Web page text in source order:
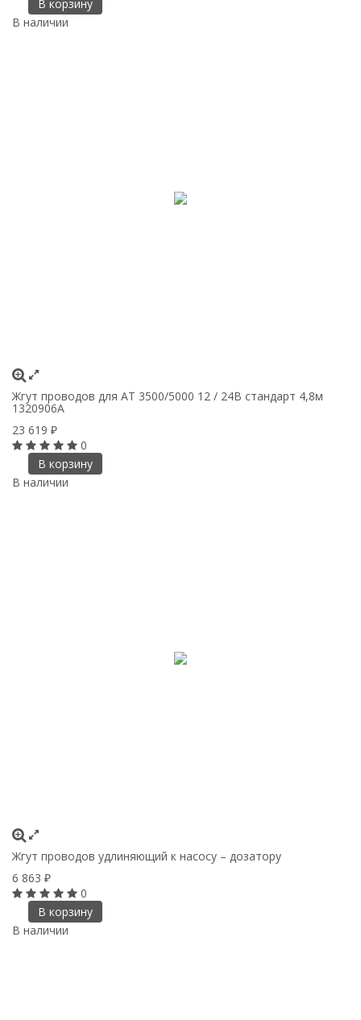
В корзину
В наличии
Жгут проводов для AT 3500/5000 12 / 24В стандарт 4,8м
1320906A
23 619 ₽
0
В корзину
В наличии
Жгут проводов удлиняющий к насосу – дозатору
6 863 ₽
0
В корзину
В наличии